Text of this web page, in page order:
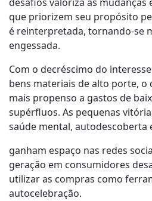
que priorizem seu propósito
é reinterpretada, tornando-se
engessada.
Com o decréscimo do
bens materiais de alto porte,
mais propenso a gastos de
supérfluos. As pequenas
saúde mental, autodescoberta
ganham espaço nas redes
geração em consumidores
utilizar as compras como
autocelebração.